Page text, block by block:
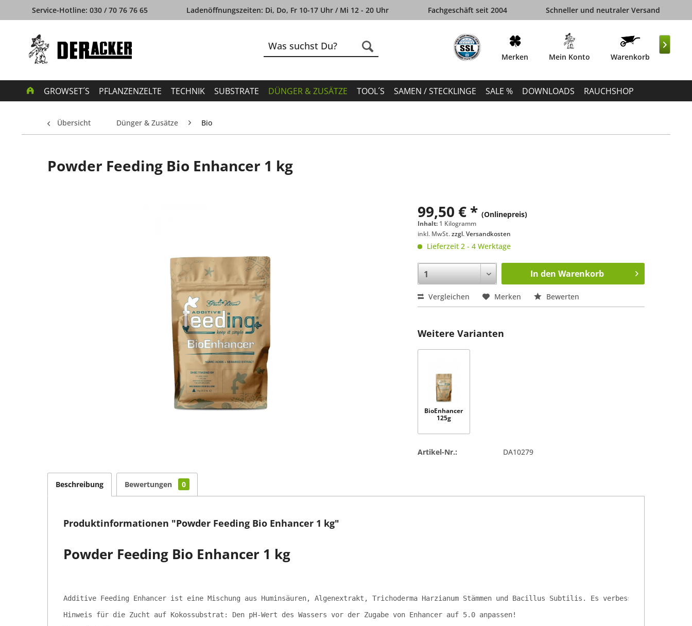
Service-Hotline: 030 / 70 76 76 65 Ladenöffnungszeiten: Di, Do, Fr 10-17 Uhr / Mi 12 - 20 Uhr Fachgeschäft seit 2004 Schneller und neutraler Versand
Merken Mein Konto Warenkorb
GROWSET´S PFLANZENZELTE TECHNIK SUBSTRATE DÜNGER & ZUSÄTZE TOOL´S SAMEN / STECKLINGE SALE % DOWNLOADS RAUCHSHOP

Übersicht Dünger & Zusätze Bio
Powder Feeding Bio Enhancer 1 kg
99,50 € *(Onlinepreis)
Inhalt: 1 Kilogramm
inkl. MwSt.zzgl. Versandkosten
Lieferzeit 2 - 4 Werktage
In den Warenkorb
Vergleichen Merken Bewerten
Weitere Varianten
BioEnhancer
125g
Artikel-Nr.: DA10279
Beschreibung Bewertungen 0
Produktinformationen "Powder Feeding Bio Enhancer 1 kg"
Powder Feeding Bio Enhancer 1 kg
Additive Feeding Enhancer ist eine Mischung aus Huminsäuren, Algenextrakt, Trichoderma Harzianum Stämmen und Bacillus Subtilis. Es verbessert die
Hinweis für die Zucht auf Kokossubstrat: Den pH-Wert des Wassers vor der Zugabe von Enhancer auf 5.0 anpassen!